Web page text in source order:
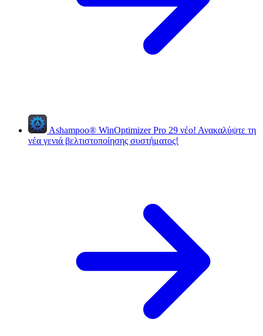
Ashampoo® WinOptimizer Pro 29 νέο! Ανακαλύψτε τη
νέα γενιά βελτιστοποίησης συστήματος!